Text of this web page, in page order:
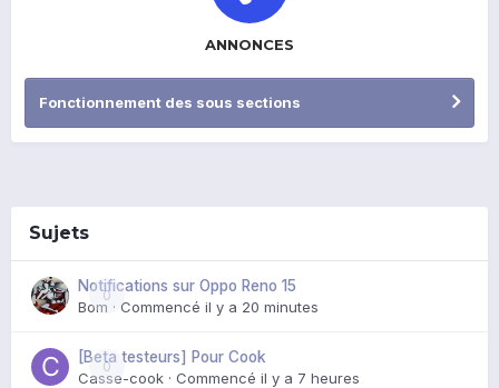
ANNONCES
Fonctionnement des sous sections
Sujets
0
Notifications sur Oppo Reno 15
Bom · Commencé il y a 20 minutes
0
[Beta testeurs] Pour Cook
Casse-cook · Commencé il y a 7 heures